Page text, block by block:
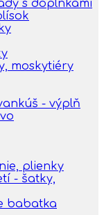
s doplnkami
moskytiéry
- výplň
plienky
- šatky,
babatka